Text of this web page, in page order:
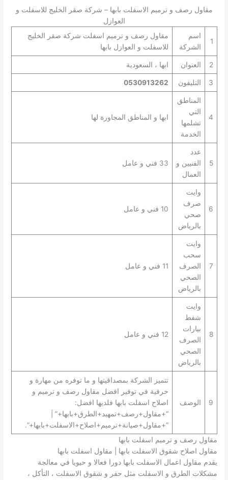
مقاول رصف و ترميم الاسفلت بابها – شركة صقر الخليج للاسفلت و
العوازل
1
اسم
الشركة
مقاول رصف و ترميم اسفلت شركة صقر الخليج
للاسفلت و العوازل بابها
2 العنوان ابها ، السعودية
3 التليفون 0530913262
4
المناطق
التي
تشلمها
الخدمة
ابها و المناطق المجاورة لها
5
عدد
الفنيين و
العمال
33 فني و عامل
6
وايت
صرف
صحي
بالرياض
10 فني و عامل
7
وايت
سحب
الصرف
الصحي
بالرياض
11 فني و عامل
8
وايت
شفط
بيارات
الصرف
الصحي
بالرياض
12 فني و عامل
9 الوصف
تتميز الشركة بمصداقيتها و ما توفره من مهارة و
حرفية في توفير افضل مقاول رصف و ترميم و
اصلاح اسفلت بابها فلديها افضل:
“+مقاول+رصف+تمهيد+الطرق+بابها+” |
“+مقاول+صيانة+ترميم+اصلاح+الاسفلت+بابها+”.
مقاول رصف و ترميم اسفلت بابها
مقاول اصلاح شقوق الاسفلت بابها | مقاول اسفلت بابها
يقدم مقاول اعمال الاسفلت بابها دورا فعالا و حيويا في معالجة
مشكلات الطرق و الاسفلت مثل حفر و شقوق الاسفلت ، التأكل ،